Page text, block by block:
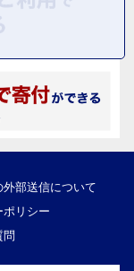
部送信について
ポリシー
問